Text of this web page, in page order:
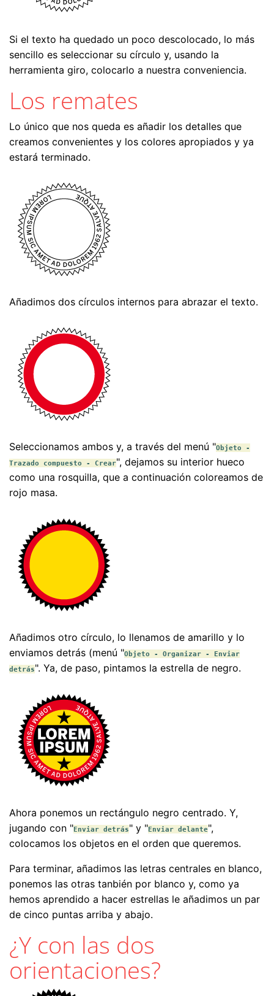
Si el texto ha quedado un poco descolocado, lo más
sencillo es seleccionar su círculo y, usando la
herramienta giro, colocarlo a nuestra conveniencia.
Los remates
Lo único que nos queda es añadir los detalles que
creamos convenientes y los colores apropiados y ya
estará terminado.
Añadimos dos círculos internos para abrazar el texto.
Seleccionamos ambos y, a través del menú "Objeto -
Trazado compuesto - Crear", dejamos su interior hueco
como una rosquilla, que a continuación coloreamos de
rojo masa.
Añadimos otro círculo, lo llenamos de amarillo y lo
enviamos detrás (menú "Objeto - Organizar - Enviar
detrás". Ya, de paso, pintamos la estrella de negro.
Ahora ponemos un rectángulo negro centrado. Y,
jugando con "Enviar detrás" y "Enviar delante",
colocamos los objetos en el orden que queremos.
Para terminar, añadimos las letras centrales en blanco,
ponemos las otras tanbién por blanco y, como ya
hemos aprendido a hacer estrellas le añadimos un par
de cinco puntas arriba y abajo.
¿Y con las dos
orientaciones?